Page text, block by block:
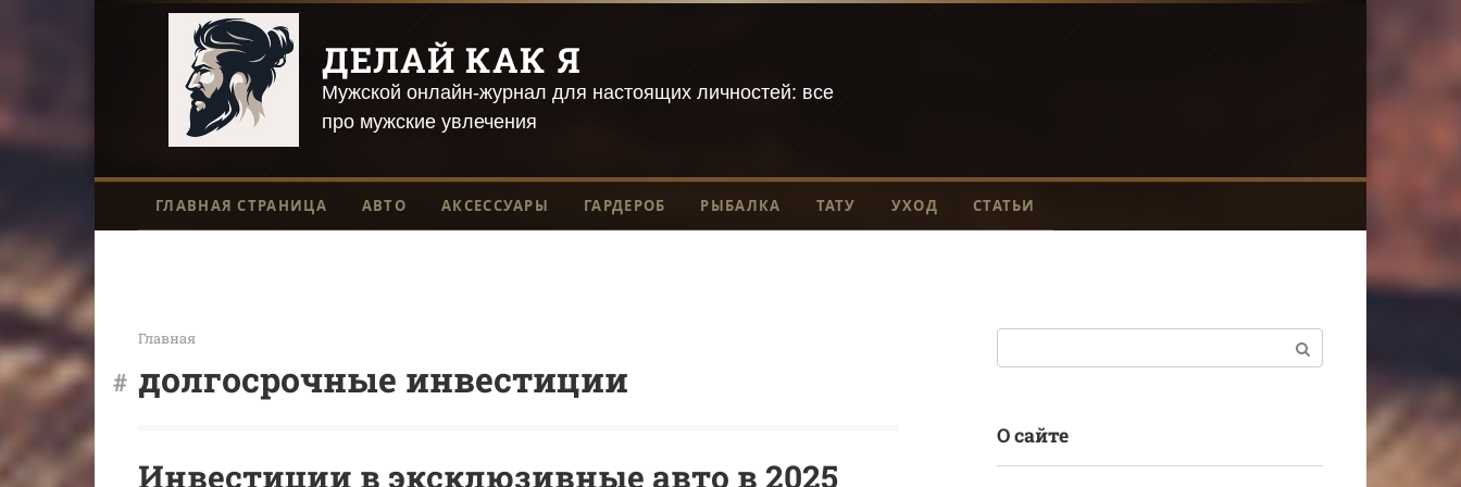
ДЕЛАЙ КАК Я
Мужской онлайн-журнал для настоящих личностей: все
про мужские увлечения
ГЛАВНАЯ СТРАНИЦА АВТО АКСЕССУАРЫ ГАРДЕРОБ РЫБАЛКА ТАТУ УХОД СТАТЬИ
Главная
долгосрочные инвестиции
Инвестиции в эксклюзивные авто в 2025
О сайте